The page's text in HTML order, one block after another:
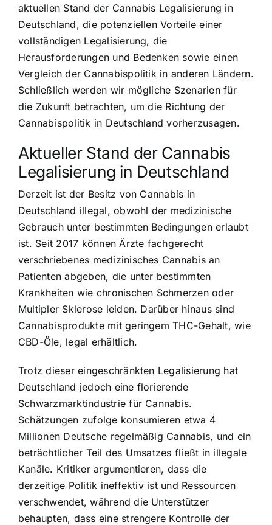
aktuellen Stand der Cannabis Legalisierung in
Deutschland, die potenziellen Vorteile einer
vollständigen Legalisierung, die
Herausforderungen und Bedenken sowie einen
Vergleich der Cannabispolitik in anderen Ländern.
Schließlich werden wir mögliche Szenarien für
die Zukunft betrachten, um die Richtung der
Cannabispolitik in Deutschland vorherzusagen.
Aktueller Stand der Cannabis
Legalisierung in Deutschland
Derzeit ist der Besitz von Cannabis in
Deutschland illegal, obwohl der medizinische
Gebrauch unter bestimmten Bedingungen erlaubt
ist. Seit 2017 können Ärzte fachgerecht
verschriebenes medizinisches Cannabis an
Patienten abgeben, die unter bestimmten
Krankheiten wie chronischen Schmerzen oder
Multipler Sklerose leiden. Darüber hinaus sind
Cannabisprodukte mit geringem THC-Gehalt, wie
CBD-Öle, legal erhältlich.
Trotz dieser eingeschränkten Legalisierung hat
Deutschland jedoch eine florierende
Schwarzmarktindustrie für Cannabis.
Schätzungen zufolge konsumieren etwa 4
Millionen Deutsche regelmäßig Cannabis, und ein
beträchtlicher Teil des Umsatzes fließt in illegale
Kanäle. Kritiker argumentieren, dass die
derzeitige Politik ineffektiv ist und Ressourcen
verschwendet, während die Unterstützer
behaupten, dass eine strengere Kontrolle der